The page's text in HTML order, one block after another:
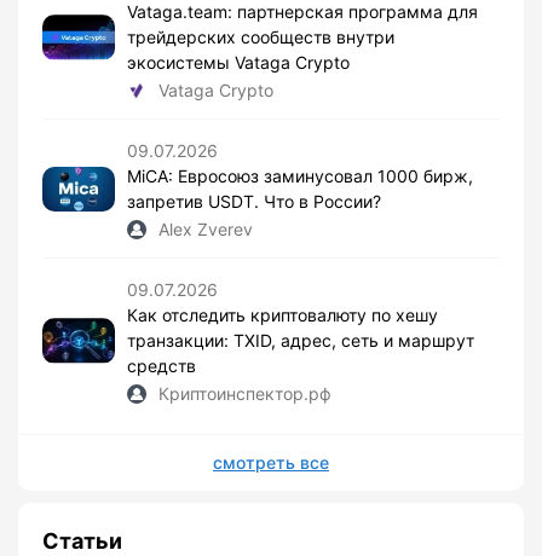
Vataga.team: партнерская программа для
трейдерских сообществ внутри
экосистемы Vataga Crypto
Vataga Crypto
09.07.2026
MiCA: Евросоюз заминусовал 1000 бирж,
запретив USDT. Что в России?
Alex Zverev
09.07.2026
Как отследить криптовалюту по хешу
транзакции: TXID, адрес, сеть и маршрут
средств
Криптоинспектор.рф
смотреть все
Статьи